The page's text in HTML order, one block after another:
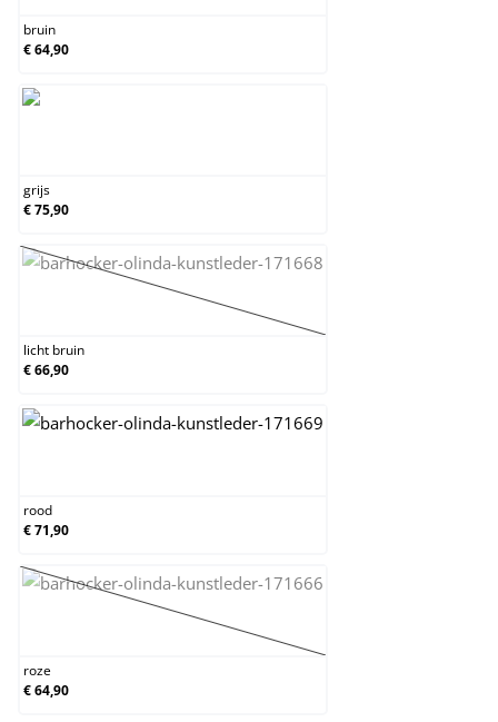
bruin
€ 64,90
grijs
€ 75,90
licht bruin
(Deze optie is momenteel niet beschikbaar.)
licht bruin
€ 66,90
rood
€ 71,90
roze
(Deze optie is momenteel niet beschikbaar.)
roze
€ 64,90